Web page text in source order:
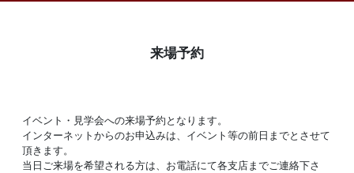
来場予約
イベント・見学会への来場予約となります。
インターネットからのお申込みは、イベント等の前日までとさせて
頂きます。
当日ご来場を希望される方は、お電話にて各支店までご連絡下さ